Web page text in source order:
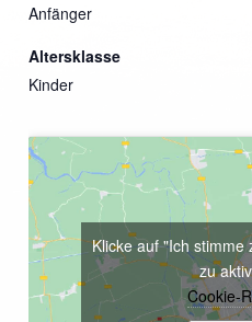
Anfänger
Altersklasse
Kinder
Klicke auf "Ich
zu
Cookie-